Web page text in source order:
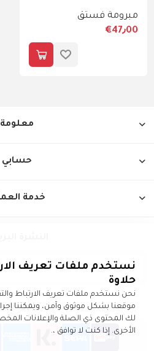
مبرومة فستق
€47٫00
معلومة
حسابي
خدمة
طرق
نستخدم ملفات تعريف
حلاوة
نحن نستخدم ملفات تعريف الارتباط
موقعنا بشكل موثوق وآمن، ويمكننا
لك المحتوى ذي الصلة والإعلانات
الأخرى. إذا كنت لا توافق ،.